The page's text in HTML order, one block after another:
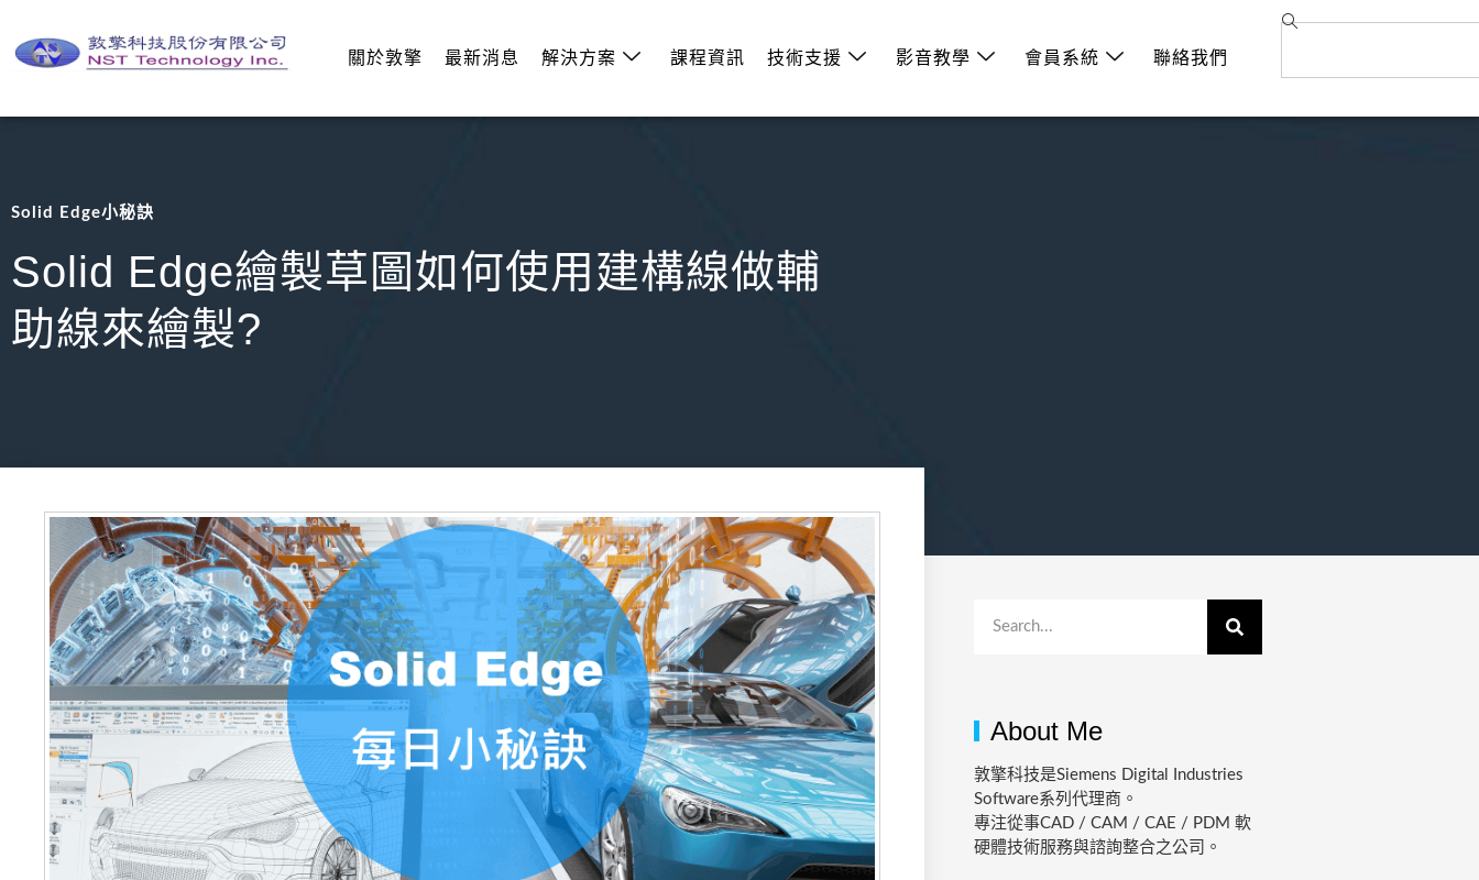
關於敦擎 最新消息 解決方案 課程資訊 技術支援 影音教學 會員系統 聯絡我們
Solid Edge小秘訣
Solid Edge繪製草圖如何使用建構線做輔
助線來繪製?
About Me
敦擎科技是Siemens Digital Industries
Software系列代理商。
專注從事CAD / CAM / CAE / PDM 軟
硬體技術服務與諮詢整合之公司。